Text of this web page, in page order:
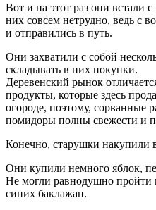
Вот и на этот раз они встали
них совсем нетрудно, ведь с
и отправились в путь.
Они захватили с собой
складывать в них покупки.
Деревенский рынок
продукты, которые здесь
огороде, поэтому, сорванные
помидоры полны свежести и
Конечно, старушки накупили
Они купили немного яблок,
Не могли равнодушно пройти
синих баклажан.